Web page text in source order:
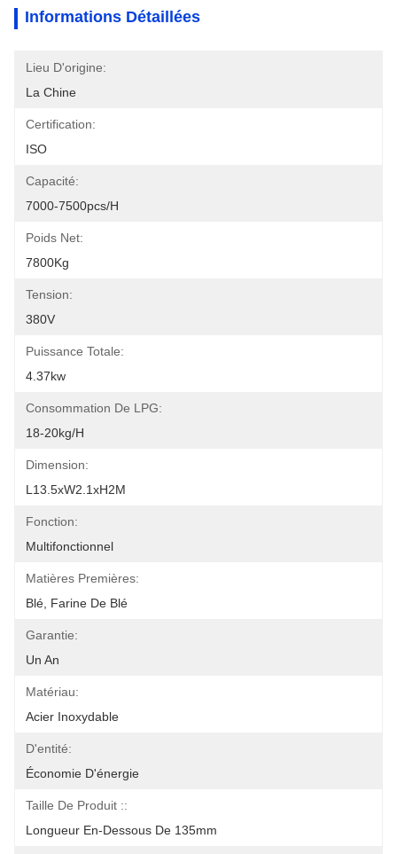
Informations Détaillées
Lieu D'origine:
La Chine
Certification:
ISO
Capacité:
7000-7500pcs/h
Poids Net:
7800Kg
Tension:
380V
Puissance Totale:
4.37kw
Consommation De LPG:
18-20kg/h
Dimension:
L13.5xW2.1xH2M
Fonction:
Multifonctionnel
Matières Premières:
Blé, Farine De Blé
Garantie:
Un An
Matériau:
Acier Inoxydable
D'entité:
Économie D'énergie
Taille De Produit ::
Longueur En-Dessous De 135mm